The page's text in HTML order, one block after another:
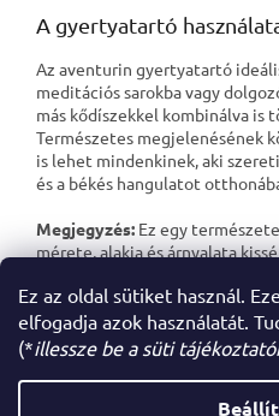
Ez az oldal sütiket használ.
elfogadja azok használatát.
(*illessze be a süti
A gyertyatartó
Az aventurin gyertyatartó
meditációs sarokba vagy
más kődíszekkel kombinálva is
Természetes megjelenésének
is lehet mindenkinek, aki
és a békés hangulatot
Megjegyzés: Ez egy
mérete, alakja és árnyalata